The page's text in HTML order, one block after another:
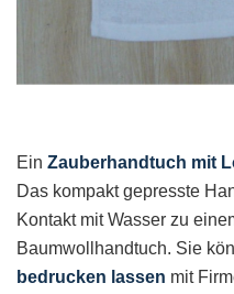
Ein Zauberhandtuch mit
Das kompakt gepresste
Kontakt mit Wasser zu
Baumwollhandtuch. Sie
bedrucken lassen mit